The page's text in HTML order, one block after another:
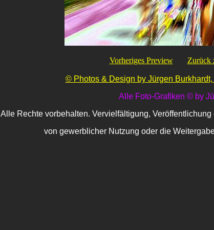
Vorheriges Preview Zurück
© Photos & Design by Jürgen
Alle Foto-Grafiken © by
Alle Rechte vorbehalten. Vervielfältigung,
von gewerblicher Nutzung oder die